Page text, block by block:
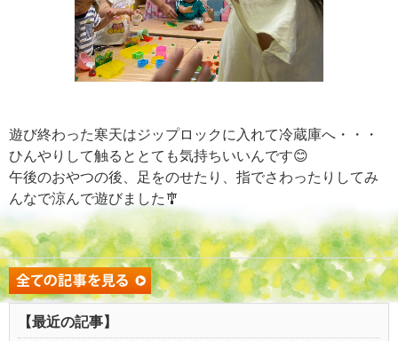
遊び終わった寒天はジップロックに入れて冷蔵庫へ・・・
ひんやりして触るととても気持ちいいんです😊
午後のおやつの後、足をのせたり、指でさわったりしてみ
んなで涼んで遊びました🎐
【最近の記事】